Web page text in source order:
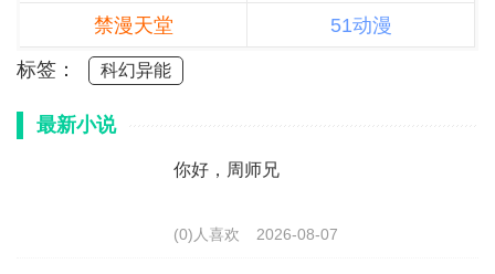
禁漫天堂
51动漫
标签：
科幻异能
最新小说
你好，周师兄
(0)人喜欢 2026-08-07